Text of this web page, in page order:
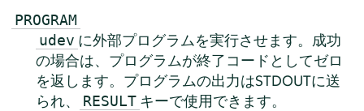
PROGRAM
udev に外部プログラムを実行させます。成功
の場合は、プログラムが終了コードとしてゼロ
を返します。プログラムの出力はSTDOUTに送
られ、
RESULT キーで使用できます。